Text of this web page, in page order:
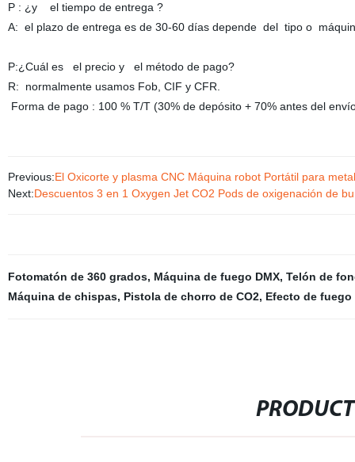
P : ¿y el tiempo de entrega ?
A: el plazo de entrega es de 30-60 días depende del tipo o
P:¿Cuál es el precio y el método de pago?
R: normalmente usamos Fob, CIF y CFR.
Forma de pago : 100 % T/T (30% de depósito + 70% antes del
Previous:El Oxicorte y plasma CNC Máquina robot Portátil para
Next:Descuentos 3 en 1 Oxygen Jet CO2 Pods de oxigenación de
Fotomatón de 360 ​​grados, Máquina de fuego DMX, Telón de
Máquina de chispas, Pistola de chorro de CO2, Efecto de fuego